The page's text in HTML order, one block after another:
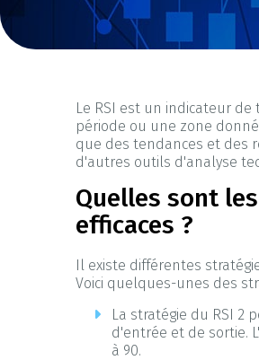
Le RSI est un indicateur
période ou une zone
que des tendances et des
d'autres outils d'analyse
Quelles sont
efficaces ?
Il existe différentes
Voici quelques-unes des
La stratégie du RSI 2
d'entrée et de sortie.
à 90.